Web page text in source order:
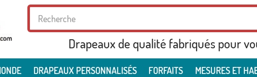
Drapeaux de qualité fabriqués pour
DRAPEAUX PERSONNALISÉS FORFAITS MESURES ET